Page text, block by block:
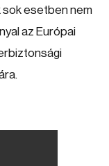
sok esetben nem
az Európai